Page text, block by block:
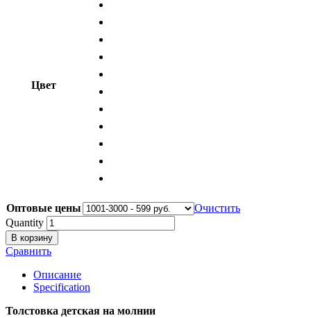
Цвет
Оптовые цены
Очистить
Quantity
В корзину
Сравнить
Описание
Specification
Толстовка детская на молнии